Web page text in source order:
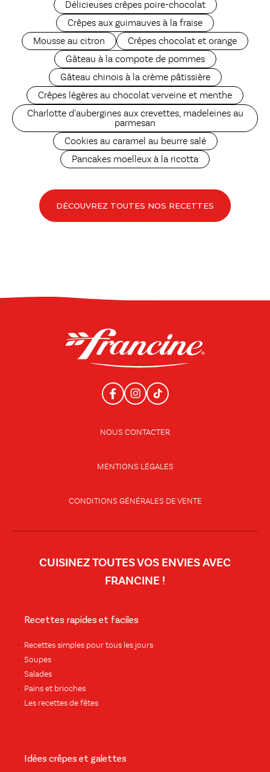
Délicieuses crêpes poire-chocolat
Crêpes aux guimauves à la fraise
Mousse au citron
Crêpes chocolat et orange
Gâteau à la compote de pommes
Gâteau chinois à la crème pâtissière
Crêpes légères au chocolat verveine et menthe
Charlotte d’aubergines aux crevettes, madeleines au
parmesan
Cookies au caramel au beurre salé
Pancakes moelleux à la ricotta
DÉCOUVREZ TOUTES NOS RECETTES
NOUS CONTACTER
MENTIONS LÉGALES
CONDITIONS GÉNÉRALES DE VENTE
CUISINEZ TOUTES VOS ENVIES AVEC
FRANCINE !
Recettes rapides et faciles
Recettes simples pour tous les jours
Soupes
Salades
Pains et brioches
Les recettes de fêtes
Idées crêpes et galettes